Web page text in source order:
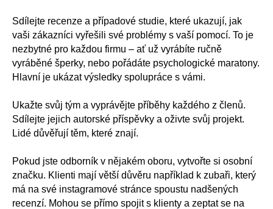
Sdílejte recenze a případové studie, které ukazují, jak
vaši zákazníci vyřešili své problémy s vaší pomocí. To je
nezbytné pro každou firmu – ať už vyrábíte ručně
vyráběné šperky, nebo pořádáte psychologické maratony.
Hlavní je ukázat výsledky spolupráce s vámi.
Ukažte svůj tým a vyprávějte příběhy každého z členů.
Sdílejte jejich autorské příspěvky a oživte svůj projekt.
Lidé důvěřují těm, které znají.
Pokud jste odborník v nějakém oboru, vytvořte si osobní
značku. Klienti mají větší důvěru například k zubaři, který
má na své instagramové stránce spoustu nadšených
recenzí. Mohou se přímo spojit s klienty a zeptat se na